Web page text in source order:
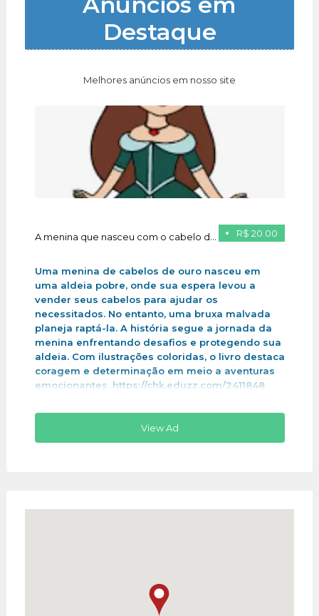
Destaque
Melhores anúncios em nosso site
R$ 20.00
A menina que nasceu com o cabelo de ouro
Uma menina de cabelos de ouro nasceu em
uma aldeia pobre, onde sua espera levou a
vender seus cabelos para ajudar os
necessitados. No entanto, uma bruxa malvada
planeja raptá-la. A história segue a jornada da
menina enfrentando desafios e protegendo sua
aldeia. Com ilustrações coloridas, o livro destaca
coragem e determinação em meio a aventuras
emocionantes .https://chk.eduzz.com/2411848
View Ad